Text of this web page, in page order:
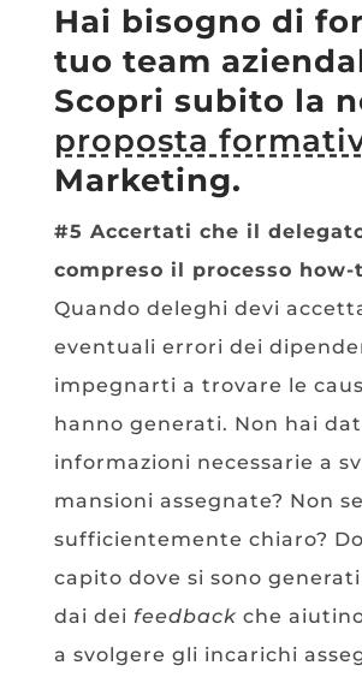
Hai bisogno di
tuo team
Scopri subito la
proposta
Marketing.
#5 Accertati che il
compreso il processo how-
Quando deleghi devi
eventuali errori dei
impegnarti a trovare le
hanno generati. Non hai
informazioni necessarie a
mansioni assegnate? Non
sufficientemente chiaro?
capito dove si sono
dai dei feedback che
a svolgere gli incarichi